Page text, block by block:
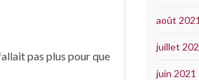
pas plus pour que
août 2021
juillet
juin 2021